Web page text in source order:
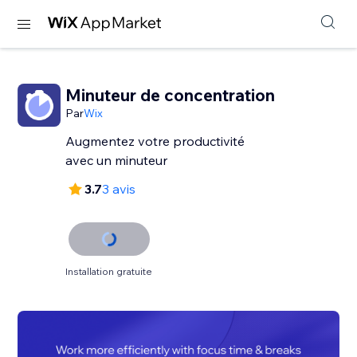
Minuteur de concentration
ParWix
Augmentez votre productivité
avec un minuteur
3.73 avis
Installation gratuite